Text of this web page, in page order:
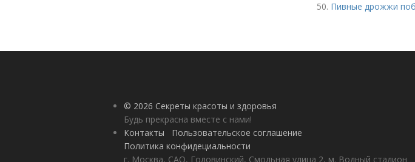
50. Пивные дрожжи
© 2026 Секреты красоты и здоровья
Будь прекрасна вместе с нами!
Контакты
Пользовательское соглашение
Политика конфидециальности
г. Москва, САО, Головинский, Смольная улица 2, м. Водный стадион